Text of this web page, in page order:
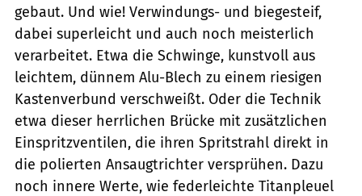
gebaut. Und wie! Verwindungs- und biegesteif,
dabei superleicht und auch noch meisterlich
verarbeitet. Etwa die Schwinge, kunstvoll aus
leichtem, dünnem Alu-Blech zu einem riesigen
Kastenverbund verschweißt. Oder die Technik
etwa dieser herrlichen Brücke mit zusätzlichen
Einspritzventilen, die ihren Spritstrahl direkt in
die polierten Ansaugtrichter versprühen. Dazu
noch innere Werte, wie federleichte Titanpleuel